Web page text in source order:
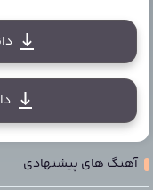
آهنگ های پیشنهادی